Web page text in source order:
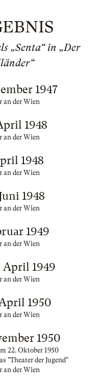
„Senta“ in „Der
1947
an der Wien
1948
an der Wien
1948
an der Wien
1948
an der Wien
1949
an der Wien
April 1949
an der Wien
1950
an der Wien
1950
22. Oktober 1950
"Theater der Jugend"
an der Wien